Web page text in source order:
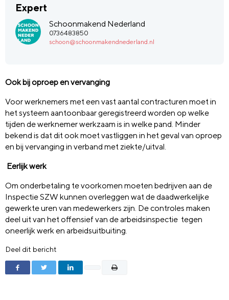
Expert
Schoonmakend Nederland
0736483850
schoon@schoonmakendnederland.nl
Ook bij oproep en vervanging
Voor werknemers met een vast aantal contracturen moet in
het systeem aantoonbaar geregistreerd worden op welke
tijden de werknemer werkzaam is in welke pand. Minder
bekend is dat dit ook moet vastliggen in het geval van oproep
en bij vervanging in verband met ziekte/uitval.
Eerlijk werk
Om onderbetaling te voorkomen moeten bedrijven aan de
Inspectie SZW kunnen overleggen wat de daadwerkelijke
gewerkte uren van medewerkers zijn. De controles maken
deel uit van het offensief van de arbeidsinspectie tegen
oneerlijk werk en arbeidsuitbuiting.
Deel dit bericht